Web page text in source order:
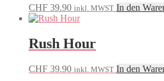
CHF 39.90 inkl. MWST In den
Rush Hour
CHF 39.90 inkl. MWST In den